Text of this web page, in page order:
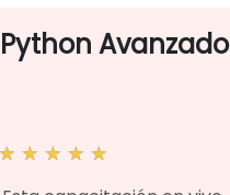
Python Avanzado